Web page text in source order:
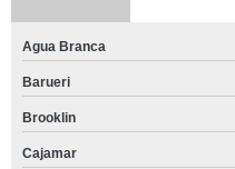
Agua Branca
Barueri
Brooklin
Cajamar